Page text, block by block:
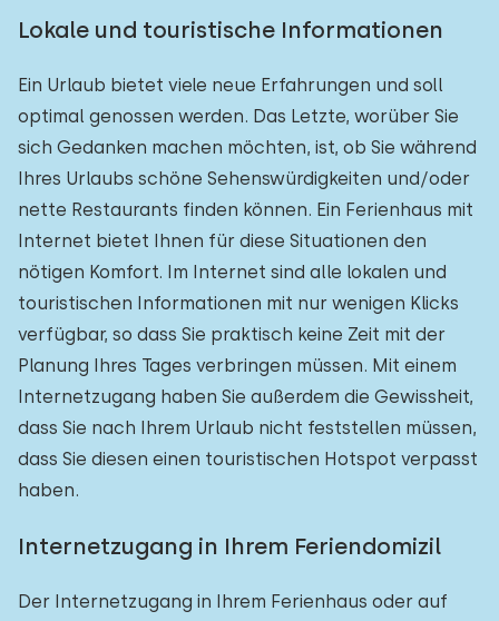
Lokale und touristische Informationen
Ein Urlaub bietet viele neue Erfahrungen und soll
optimal genossen werden. Das Letzte, worüber Sie
sich Gedanken machen möchten, ist, ob Sie während
Ihres Urlaubs schöne Sehenswürdigkeiten und/oder
nette Restaurants finden können. Ein Ferienhaus mit
Internet bietet Ihnen für diese Situationen den
nötigen Komfort. Im Internet sind alle lokalen und
touristischen Informationen mit nur wenigen Klicks
verfügbar, so dass Sie praktisch keine Zeit mit der
Planung Ihres Tages verbringen müssen. Mit einem
Internetzugang haben Sie außerdem die Gewissheit,
dass Sie nach Ihrem Urlaub nicht feststellen müssen,
dass Sie diesen einen touristischen Hotspot verpasst
haben.
Internetzugang in Ihrem Feriendomizil
Der Internetzugang in Ihrem Ferienhaus oder auf